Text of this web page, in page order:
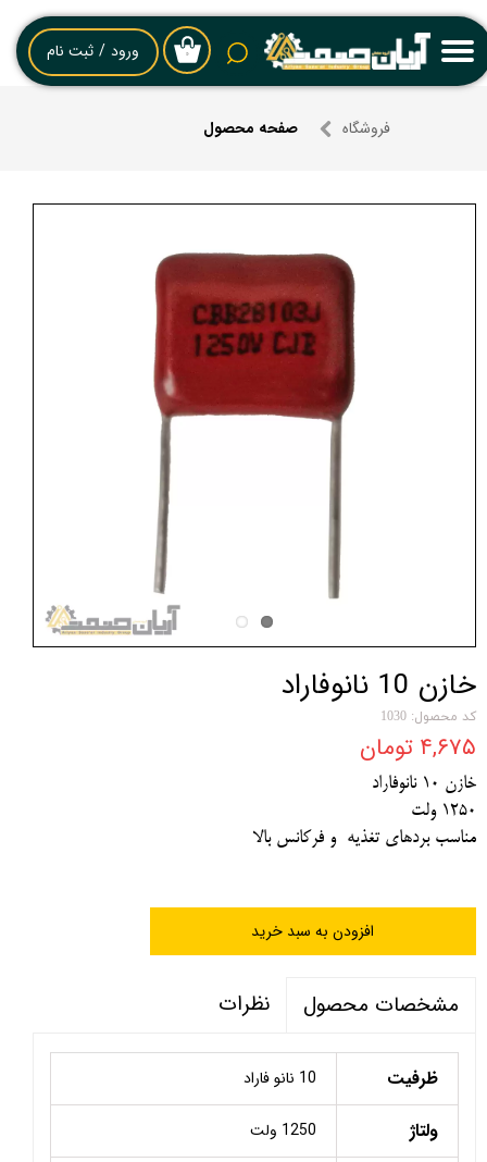
۰ ورود / ثبت نام
حساب کاربری من
خروج از حساب کاربری
فروشگاه صفحه محصول
خازن 10 نانوفاراد
کد محصول: 1030
۴,۶۷۵ تومان
خازن 10 نانوفاراد
1250 ولت
مناسب بردهای تغذیه و فرکانس بالا
افزودن به سبد خرید
مشخصات محصول نظرات
ظرفیت 10 نانو فاراد
ولتاژ 1250 ولت